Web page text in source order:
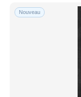
Nouveau